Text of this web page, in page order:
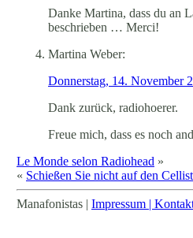
Danke Martina, dass du an
beschrieben … Merci!
Martina Weber:
Donnerstag, 14. November
Dank zurück, radiohoerer.
Freue mich, dass es noch
Le Monde selon Radiohead »
« Schießen Sie nicht auf den
Manafonistas | Impressum |